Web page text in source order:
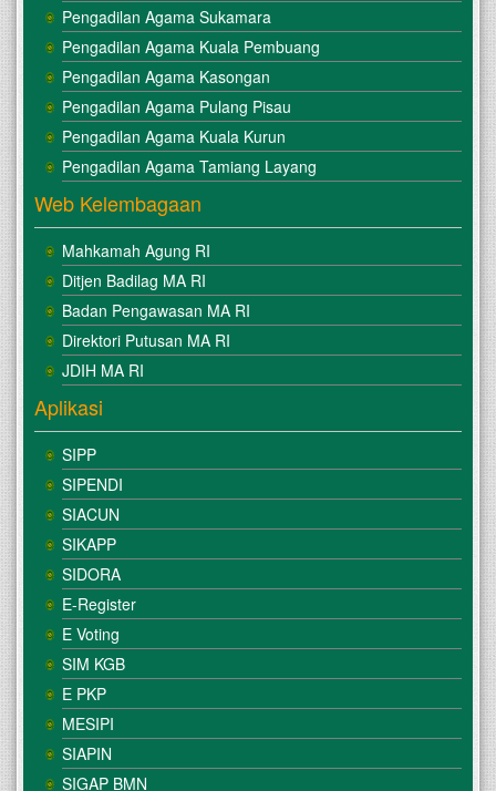
Pengadilan Agama Sukamara
Pengadilan Agama Kuala Pembuang
Pengadilan Agama Kasongan
Pengadilan Agama Pulang Pisau
Pengadilan Agama Kuala Kurun
Pengadilan Agama Tamiang Layang
Web Kelembagaan
Mahkamah Agung RI
Ditjen Badilag MA RI
Badan Pengawasan MA RI
Direktori Putusan MA RI
JDIH MA RI
Aplikasi
SIPP
SIPENDI
SIACUN
SIKAPP
SIDORA
E-Register
E Voting
SIM KGB
E PKP
MESIPI
SIAPIN
SIGAP BMN